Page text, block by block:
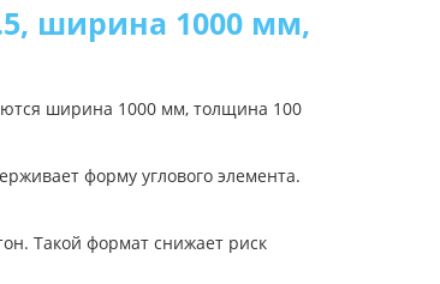
ширина 1000 мм,
ширина 1000 мм, толщина 100
форму углового элемента.
Такой формат снижает риск